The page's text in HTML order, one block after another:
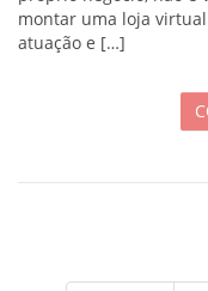
montar uma loja
atuação e […]